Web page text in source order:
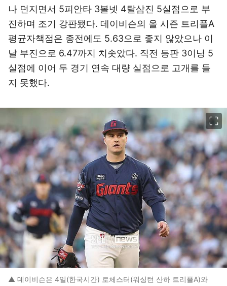
나 던지면서 5피안타 3볼넷 4탈삼진 5실점으로 부
진하며 조기 강판됐다. 데이비슨의 올 시즌 트리플A
평균자책점은 종전에도 5.63으로 좋지 않았으나 이
날 부진으로 6.47까지 치솟았다. 직전 등판 3이닝 5
실점에 이어 두 경기 연속 대량 실점으로 고개를 들
지 못했다.
▲ 데이비슨은 4일(한국시간) 로체스터(워싱턴 산하 트리플A)와